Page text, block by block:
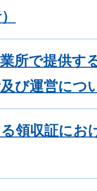
所で提供す
び運営につ
領収証にお